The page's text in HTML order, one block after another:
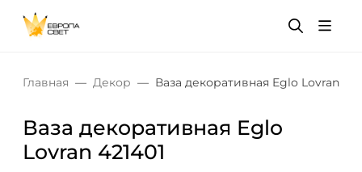
Главная Декор Ваза декоративная Eglo Lovran
Ваза декоративная Eglo
Lovran 421401